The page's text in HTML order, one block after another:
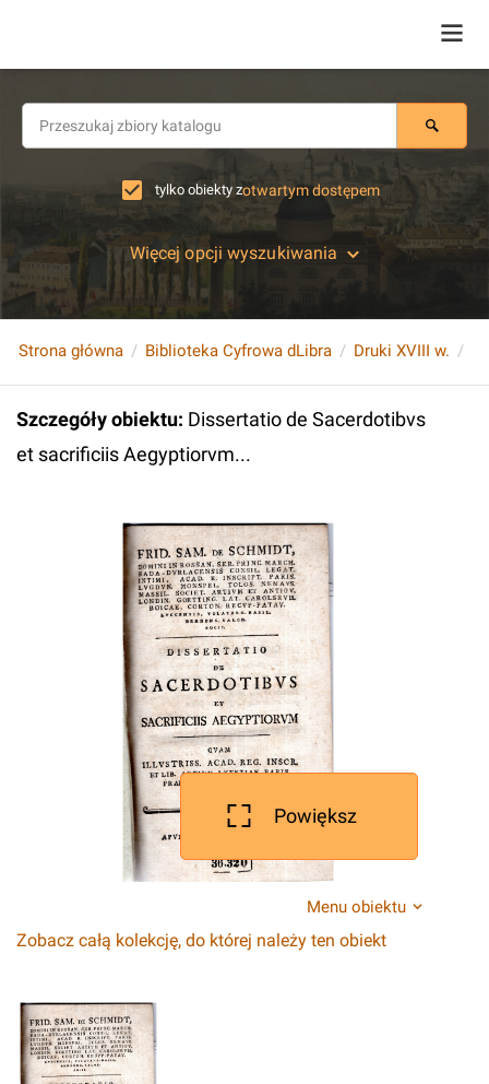
tylko obiekty zotwartym dostępem
Więcej opcji wyszukiwania
Strona główna Biblioteka Cyfrowa dLibra Druki XVIII w.
Szczegóły obiektu: Dissertatio de Sacerdotibvs
et sacrificiis Aegyptiorvm...
Powiększ
Menu obiektu
Zobacz całą kolekcję, do której należy ten obiekt